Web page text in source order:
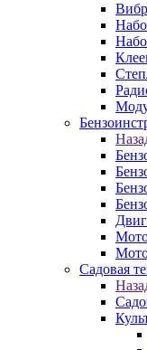
Садовая